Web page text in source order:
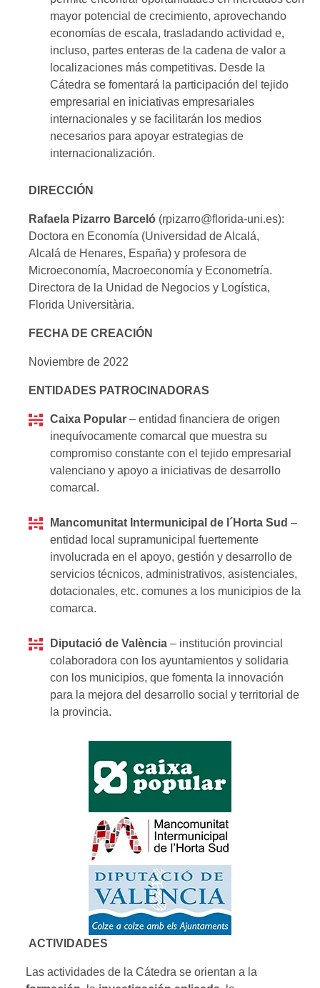
mayor potencial de crecimiento, aprovechando
economías de escala, trasladando actividad e,
incluso, partes enteras de la cadena de valor a
localizaciones más competitivas. Desde la
Cátedra se fomentará la participación del tejido
empresarial en iniciativas empresariales
internacionales y se facilitarán los medios
necesarios para apoyar estrategias de
internacionalización.
DIRECCIÓN
Rafaela Pizarro Barceló (rpizarro@florida-uni.es):
Doctora en Economía (Universidad de Alcalá,
Alcalá de Henares, España) y profesora de
Microeconomía, Macroeconomía y Econometría.
Directora de la Unidad de Negocios y Logística,
Florida Universitària.
FECHA DE CREACIÓN
Noviembre de 2022
ENTIDADES PATROCINADORAS
Caixa Popular – entidad financiera de origen
inequívocamente comarcal que muestra su
compromiso constante con el tejido empresarial
valenciano y apoyo a iniciativas de desarrollo
comarcal.
Mancomunitat Intermunicipal de l´Horta Sud –
entidad local supramunicipal fuertemente
involucrada en el apoyo, gestión y desarrollo de
servicios técnicos, administrativos, asistenciales,
dotacionales, etc. comunes a los municipios de la
comarca.
Diputació de València – institución provincial
colaboradora con los ayuntamientos y solidaria
con los municipios, que fomenta la innovación
para la mejora del desarrollo social y territorial de
la provincia.
ACTIVIDADES
Las actividades de la Cátedra se orientan a la